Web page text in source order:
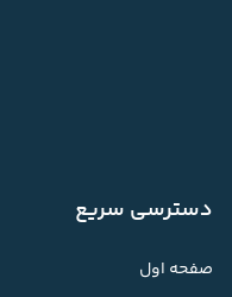
دسترسی سریع
صفحه اول